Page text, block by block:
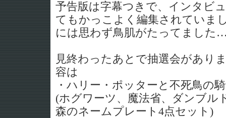
予告版は字幕つきで、インタビ
てもかっこよく編集されていま
には思わず鳥肌がたってました
見終わったあとで抽選会があり
容は
・ハリー・ポッターと不死鳥の
(ホグワーツ、魔法省、ダンブル
森のネームプレート4点セット)